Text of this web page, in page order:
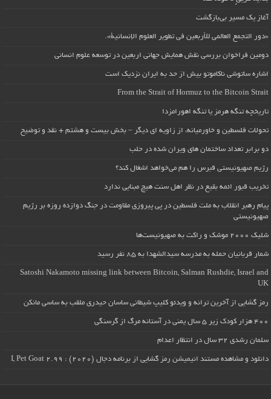
آغاز یک مسیر بی‌بازگشت
«دور التجمع العالمي للأربعين في تطوير العلوم الإنسانية».
دومین فراخوان بررسی نقش همایش جهانی اربعین در توسعه علوم انسانی
اشاره ساتوشی ناکاموتو بیش از حد به ایران نزدیک است
From the Strait of Hormuz to the Bitcoin Strait
تاریخچه تنگه هرمز یا تنگه اهورامزدا
تحولات فلسطین و خاورمیانه، از زاویه ای دیگر – بخش بیست و هشتم + نقد و توضیح
دو برابر تعداد ساختمان های ویران شده در حلب
رژیم صهیونیستی قبرس را هم می‌خواهد اشغال کند؟
تخریب قبور ائمه بقیع در نظر اهل سنت هیچ مبنایی ندارد
پیام رهبر انقلاب به ملت فلسطین در پی پیروزی مقاومت در جنگ دوازده روزه بر رژیم
صهیونیستی
شلیک ۲۰۰۰ موشک و راکت به صهیونیست‌ها
شمار قربانیان حمله به مدرسه سیدالشهدا به ۸۵ نفر رسید
Satoshi Nakamoto missing link between Bitcoin, Salman Rushdie, Israel and
UK
رمز گشایی از آخرین ترانه و ویدئو کلیپ شیطانی ساسان حیدری ملقب به ساسی مانکن
۴۰۰ هزار کودک زیر ۵ سال یمنی در آستانه مرگ از گرسنگی
سلمان رشدی ۳۲ سال در انتظار اعدام
دانلود و مشاهده مستند انیمیشن رمز گشایی از برنامه دجال (۲۰۲۰) : I, Pet Goat 2.99